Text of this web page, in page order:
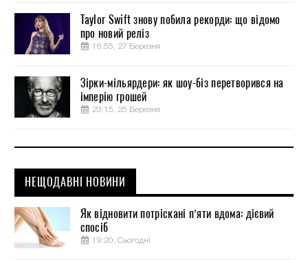
Taylor Swift знову побила рекорди: що відомо
про новий реліз
16:55, 27 Березня
Зірки-мільярдери: як шоу-біз перетворився на
імперію грошей
23:15, 25 Березня
НЕЩОДАВНІ НОВИНИ
Як відновити потріскані п’яти вдома: дієвий
спосіб
19:20, Сьогодні